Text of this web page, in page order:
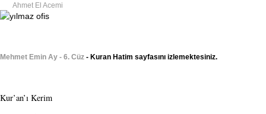
Ahmet El Acemi
Mehmet Emin Ay - 6. Cüz - Kuran Hatim sayfasını izlemektesiniz.
Kur’an’ı Kerim